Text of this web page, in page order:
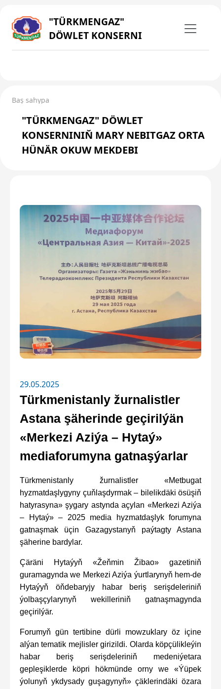
"TÜRKMENGAZ"
DÖWLET KONSERNI
Baş sahypa
"TÜRKMENGAZ" DÖWLET
KONSERNINIŇ MARY NEBITGAZ ORTA
HÜNÄR OKUW MEKDEBI
29.05.2025
Türkmenistanly žurnalistler
Astana şäherinde geçirilýän
«Merkezi Aziýa – Hytaý»
mediaforumyna gatnaşýarlar
Türkmenistanly žurnalistler «Metbugat
hyzmatdaşlygyny çuňlaşdyrmak – bilelikdäki ösüşiň
hatyrasyna» şygary astynda açylan «Merkezi Aziýa
– Hytaý» – 2025 media hyzmatdaşlyk forumyna
gatnaşmak üçin Gazagystanyň paýtagty Astana
şäherine bardylar.
Çäräni Hytaýyň «Žeňmin Žibao» gazetiniň
guramagynda we Merkezi Aziýa ýurtlarynyň hem-de
Hytaýyň öňdebaryjy habar beriş serişdeleriniň
ýolbaşçylarynyň wekilleriniň gatnaşmagynda
geçirilýär.
Forumyň gün tertibine dürli mowzuklary öz içine
alýan tematik mejlisler girizildi. Olarda köpçülikleýin
habar beriş serişdeleriniň medeniýetara
gepleşiklerde köpri hökmünde orny we «Ýüpek
ýolunyň ykdysady guşagynyň» çäklerindäki özara